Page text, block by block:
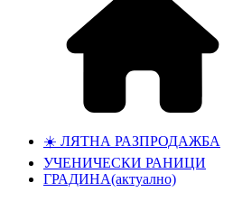
☀️ ЛЯТНА РАЗПРОДАЖБА
УЧЕНИЧЕСКИ РАНИЦИ
ГРАДИНА(актуално)